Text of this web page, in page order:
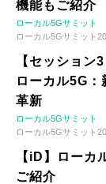
機能もご紹介
ローカル5Gサミット
ローカル5Gサミット
【セッション
ローカル5G
革新
ローカル5Gサミット
ローカル5Gサミット
【iD】ロー
ご紹介